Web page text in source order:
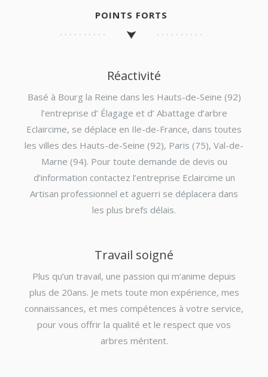
POINTS FORTS
Réactivité
Basé à Bourg la Reine dans les Hauts-de-Seine (92)
l’entreprise d’ Élagage et d’ Abattage d’arbre
Eclaircime, se déplace en Ile-de-France, dans toutes
les villes des Hauts-de-Seine (92), Paris (75), Val-de-
Marne (94). Pour toute demande de devis ou
d’information contactez l’entreprise Eclaircime un
Artisan professionnel et aguerri se déplacera dans
les plus brefs délais.
Travail soigné
Plus qu’un travail, une passion qui m’anime depuis
plus de 20ans. Je mets toute mon expérience, mes
connaissances, et mes compétences à votre service,
pour vous offrir la qualité et le respect que vos
arbres méritent.